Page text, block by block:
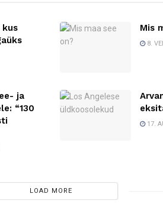
kus
Mis
8.
ja
“130
17.
LOAD MORE